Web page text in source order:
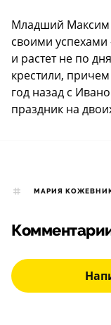
Младший Максим
своими успехами
и растет не по
крестили,
год назад с
праздник на
МАРИЯ